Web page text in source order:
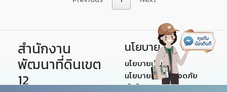
สำนักงาน
พัฒนาที่ดินเขต
12
นโยบาย
นโยบายเว็บไซต์
นโยบายความปลอดภัย
เว็บไซต์